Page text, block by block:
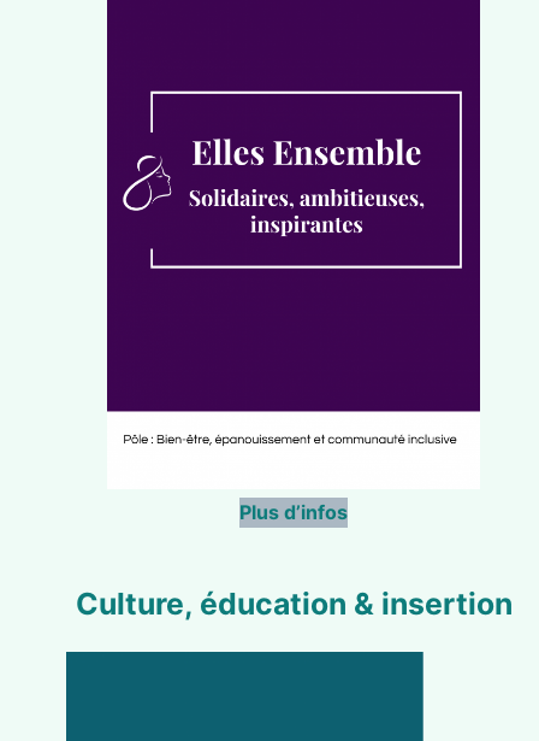
Plus d’infos
Culture, éducation & insertion